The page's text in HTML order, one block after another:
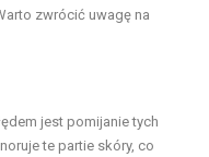
zwrócić uwagę na
jest pomijanie tych
te partie skóry, co